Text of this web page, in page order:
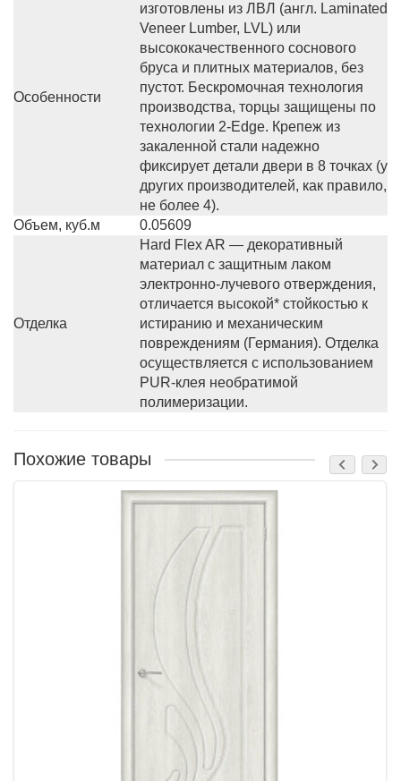
Особенности
изготовлены из ЛВЛ (англ. Laminated
Veneer Lumber, LVL) или
высококачественного соснового
бруса и плитных материалов, без
пустот. Бескромочная технология
производства, торцы защищены по
технологии 2-Edge. Крепеж из
закаленной стали надежно
фиксирует детали двери в 8 точках (у
других производителей, как правило,
не более 4).
Объем, куб.м
0.05609
Отделка
Hard Flex AR — декоративный
материал с защитным лаком
электронно-лучевого отверждения,
отличается высокой* стойкостью к
истиранию и механическим
повреждениям (Германия). Отделка
осуществляется с использованием
PUR-клея необратимой
полимеризации.
Похожие товары